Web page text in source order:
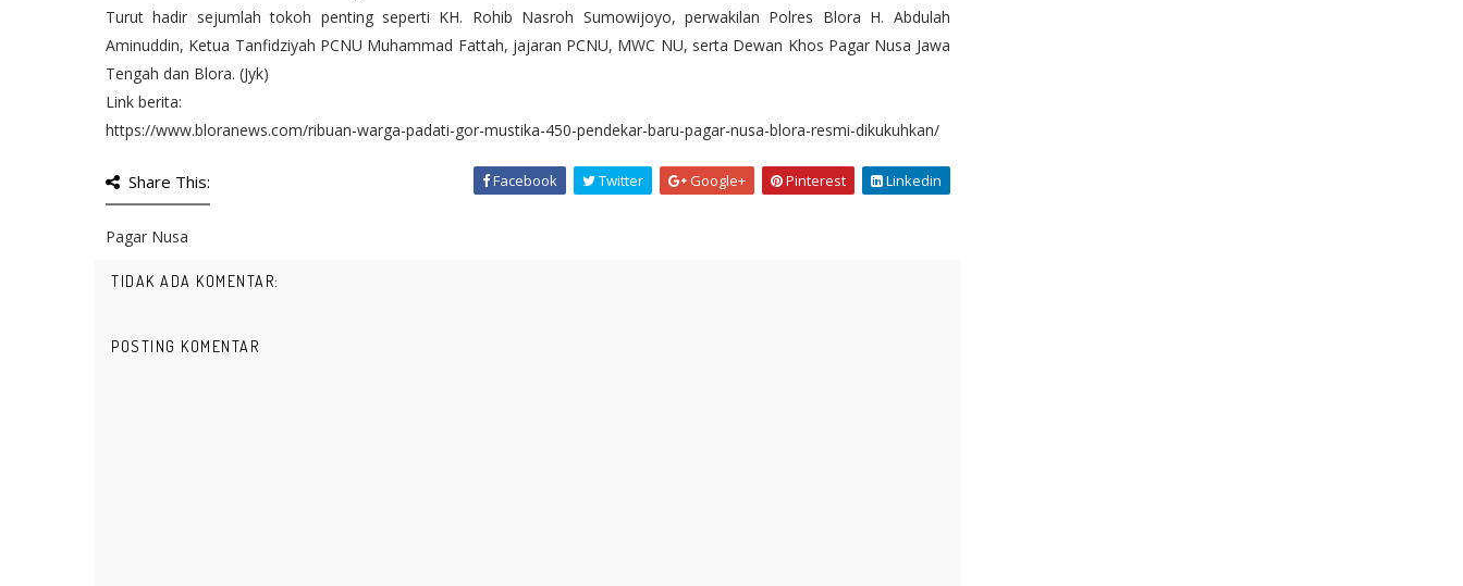
Turut hadir sejumlah tokoh penting seperti KH. Rohib Nasroh Sumowijoyo, perwakilan Polres Blora H. Abdulah
Aminuddin, Ketua Tanfidziyah PCNU Muhammad Fattah, jajaran PCNU, MWC NU, serta Dewan Khos Pagar Nusa Jawa
Tengah dan Blora. (Jyk)
Link berita:
https://www.bloranews.com/ribuan-warga-padati-gor-mustika-450-pendekar-baru-pagar-nusa-blora-resmi-dikukuhkan/
Share This: Facebook Twitter Google+ Pinterest Linkedin
Pagar Nusa
TIDAK ADA KOMENTAR:
POSTING KOMENTAR